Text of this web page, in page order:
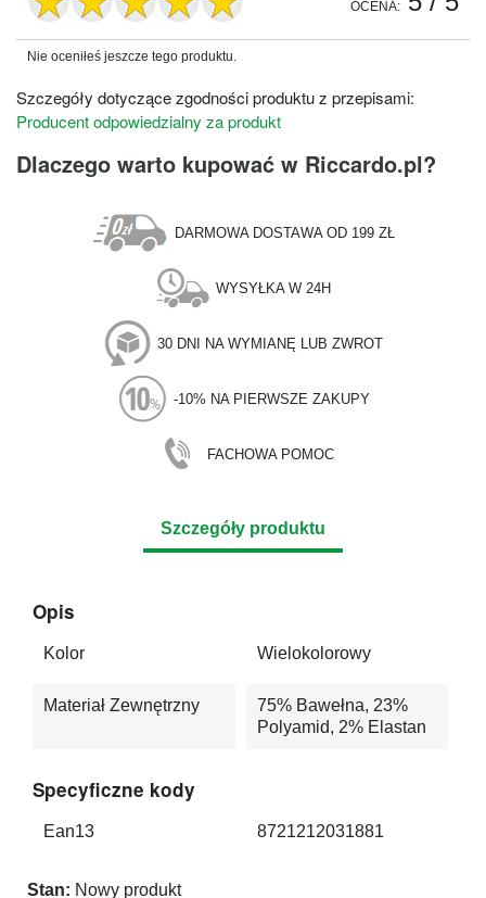
OCENA:
Nie oceniłeś jeszcze tego produktu.
Szczegóły dotyczące zgodności produktu z przepisami:
Producent odpowiedzialny za produkt
Dlaczego warto kupować w Riccardo.pl?
DARMOWA DOSTAWA OD 199 ZŁ
WYSYŁKA W 24H
30 DNI NA WYMIANĘ LUB ZWROT
-10% NA PIERWSZE ZAKUPY
FACHOWA POMOC
Szczegóły produktu
Opis
Kolor Wielokolorowy
Materiał Zewnętrzny
75% Bawełna, 23%
Polyamid, 2% Elastan
Specyficzne kody
Ean13 8721212031881
Stan: Nowy produkt